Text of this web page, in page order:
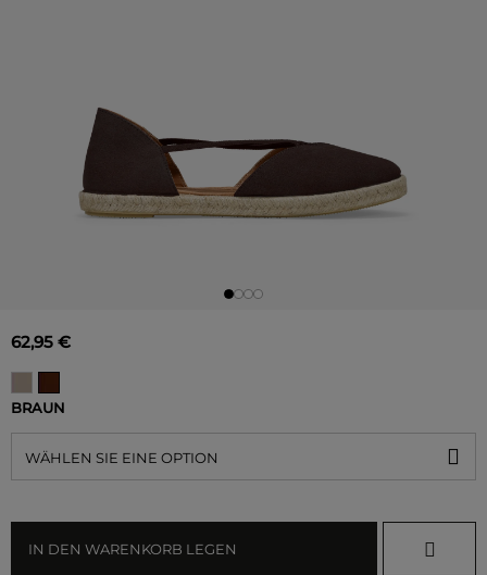
62,95 €
BRAUN
WÄHLEN SIE EINE OPTION
IN DEN WARENKORB LEGEN